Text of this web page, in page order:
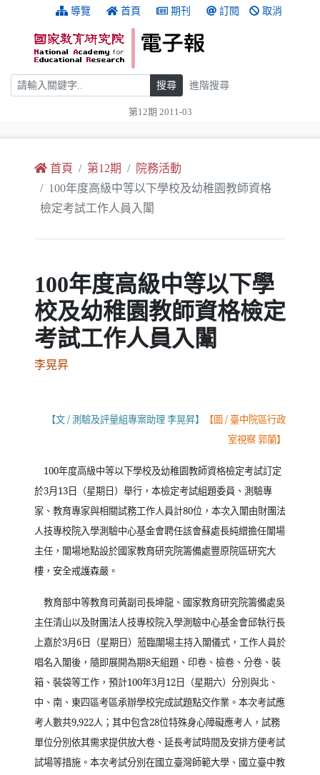
跳到主要內容 導覽 首頁 期刊 訂閱 取消
搜尋 搜尋 進階搜尋
第12期 2011-03
首頁 第12期
院務活動
100年度高級中等以下學校及幼稚園教師資格
檢定考試工作人員入闈
100年度高級中等以下學
校及幼稚園教師資格檢定
考試工作人員入闈
李晃昇
【文/測驗及評量組專案助理 李晃昇】 【圖/臺中院區行政
室視察 郭蘭】
100年度高級中等以下學校及幼稚園教師資格檢定考試訂定
於3月13日（星期日）舉行，本檢定考試組題委員、測驗專
家、教育專家與相關試務工作人員計80位，本次入闈由財團法
人技專校院入學測驗中心基金會聘任該會蘇處長純繒擔任闈場
主任，闈場地點設於國家教育研究院籌備處豐原院區研究大
樓，安全戒護森嚴。
教育部中等教育司黃副司長坤龍、國家教育研究院籌備處吳
主任清山以及財團法人技專校院入學測驗中心基金會邱執行長
上嘉於3月6日（星期日）蒞臨闈場主持入闈儀式，工作人員於
唱名入闈後，隨即展開為期8天組題、印卷、檢卷、分卷、裝
箱、裝袋等工作，預計100年3月12日（星期六）分別與北、
中、南、東四區考區承辦學校完成試題點交作業。本次考試應
考人數共9,922人；其中包含28位特殊身心障礙應考人，試務
單位分別依其需求提供放大卷、延長考試時間及安排方便考試
試場等措施。本次考試分別在國立臺灣師範大學、國立臺中教